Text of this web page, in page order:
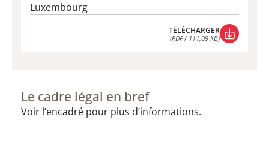
Luxembourg
TÉLÉCHARGER
(PDF / 111,09 KB)
Le cadre légal en bref
Voir l’encadré pour plus d’informations.